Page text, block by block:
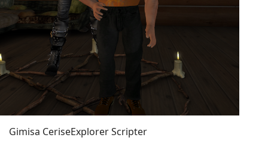
Gimisa CeriseExplorer Scripter